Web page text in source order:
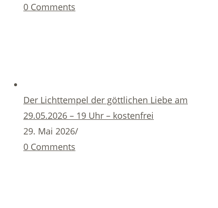
0 Comments
Der Lichttempel der göttlichen Liebe am
29.05.2026 – 19 Uhr – kostenfrei
29. Mai 2026/
0 Comments